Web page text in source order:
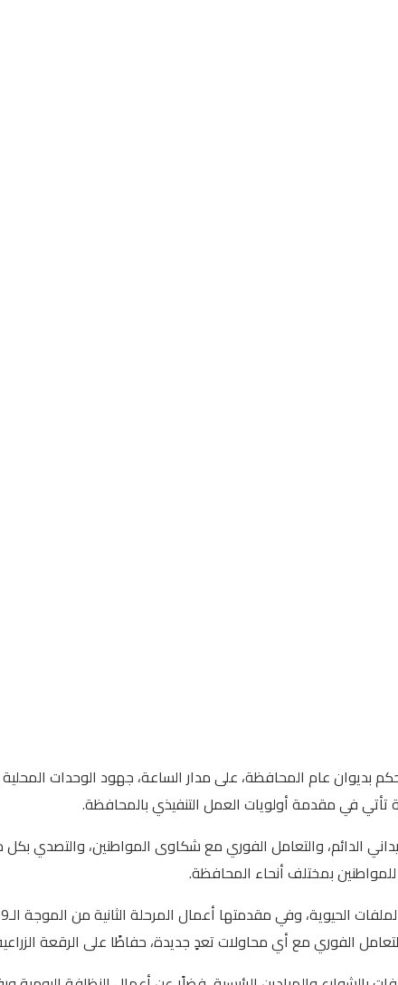
بديوان عام المحافظة، على مدار الساعة، جهود الوحدات
تأتي في مقدمة أولويات العمل التنفيذي بالمحافظة.
الدائم، والتعامل الفوري مع شكاوى المواطنين، والتصدي
بمختلف أنحاء المحافظة.
الفوري مع أي محاولات تعدٍ جديدة، حفاظًا على الرقعة